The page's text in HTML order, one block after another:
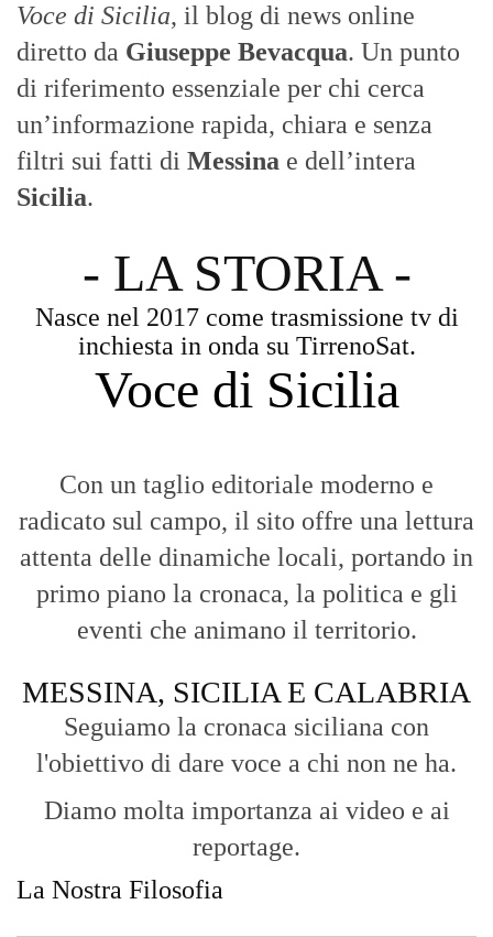
Voce di Sicilia, il blog di news online
diretto da Giuseppe Bevacqua. Un punto
di riferimento essenziale per chi cerca
un’informazione rapida, chiara e senza
filtri sui fatti di Messina e dell’intera
Sicilia.
- LA STORIA -
Nasce nel 2017 come trasmissione tv di
inchiesta in onda su TirrenoSat.
Voce di Sicilia
Con un taglio editoriale moderno e
radicato sul campo, il sito offre una lettura
attenta delle dinamiche locali, portando in
primo piano la cronaca, la politica e gli
eventi che animano il territorio.
MESSINA, SICILIA E CALABRIA
Seguiamo la cronaca siciliana con
l'obiettivo di dare voce a chi non ne ha.
Diamo molta importanza ai video e ai
reportage.
La Nostra Filosofia